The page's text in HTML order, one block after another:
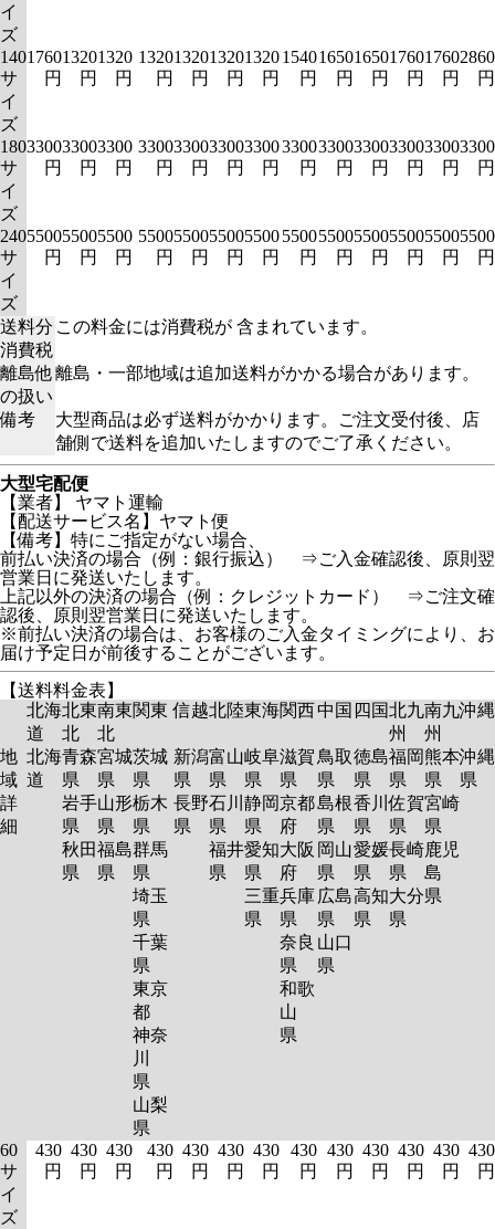
イ
ズ
140
サ
イ
ズ
1760
円
1320
円
1320
円
1320
円
1320
円
1320
円
1320
円
1540
円
1650
円
1650
円
1760
円
1760
円
2860
円
180
サ
イ
ズ
3300
円
3300
円
3300
円
3300
円
3300
円
3300
円
3300
円
3300
円
3300
円
3300
円
3300
円
3300
円
3300
円
240
サ
イ
ズ
5500
円
5500
円
5500
円
5500
円
5500
円
5500
円
5500
円
5500
円
5500
円
5500
円
5500
円
5500
円
5500
円
送料分
消費税
この料金には消費税が 含まれています。
離島他
の扱い
離島・一部地域は追加送料がかかる場合があります。
備考
大型商品は必ず送料がかかります。ご注文受付後、店
舗側で送料を追加いたしますのでご了承ください。
大型宅配便
【業者】 ヤマト運輸
【配送サービス名】ヤマト便
【備考】特にご指定がない場合、
前払い決済の場合（例：銀行振込） ⇒ご入金確認後、原則翌
営業日に発送いたします。
上記以外の決済の場合（例：クレジットカード） ⇒ご注文確
認後、原則翌営業日に発送いたします。
※前払い決済の場合は、お客様のご入金タイミングにより、お
届け予定日が前後することがございます。
【送料料金表】
北海
道
北東
北
南東
北
関東 信越北陸東海関西中国 四国北九
州
南九
州
沖縄
地
域
詳
細
北海
道
青森
県
岩手
県
秋田
県
宮城
県
山形
県
福島
県
茨城
県
栃木
県
群馬
県
埼玉
県
千葉
県
東京
都
神奈
川
県
山梨
県
新潟
県
長野
県
富山
県
石川
県
福井
県
岐阜
県
静岡
県
愛知
県
三重
県
滋賀
県
京都
府
大阪
府
兵庫
県
奈良
県
和歌
山
県
鳥取
県
島根
県
岡山
県
広島
県
山口
県
徳島
県
香川
県
愛媛
県
高知
県
福岡
県
佐賀
県
長崎
県
大分
県
熊本
県
宮崎
県
鹿児
島
県
沖縄
県
60
サ
イ
ズ
430
円
430
円
430
円
430
円
430
円
430
円
430
円
430
円
430
円
430
円
430
円
430
円
430
円